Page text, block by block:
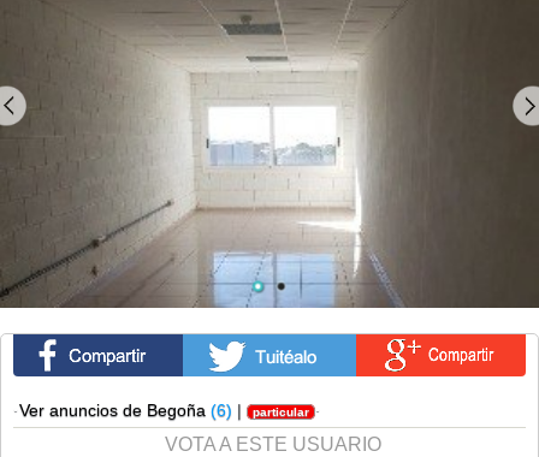
·Ver anuncios de Begoña (6) | particular ·
VOTA A ESTE USUARIO